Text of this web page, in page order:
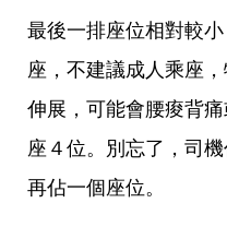
最後一排座位相對較
座，不建議成人乘座
伸展，可能會腰痠背
座４位。別忘了，司
再佔一個座位。